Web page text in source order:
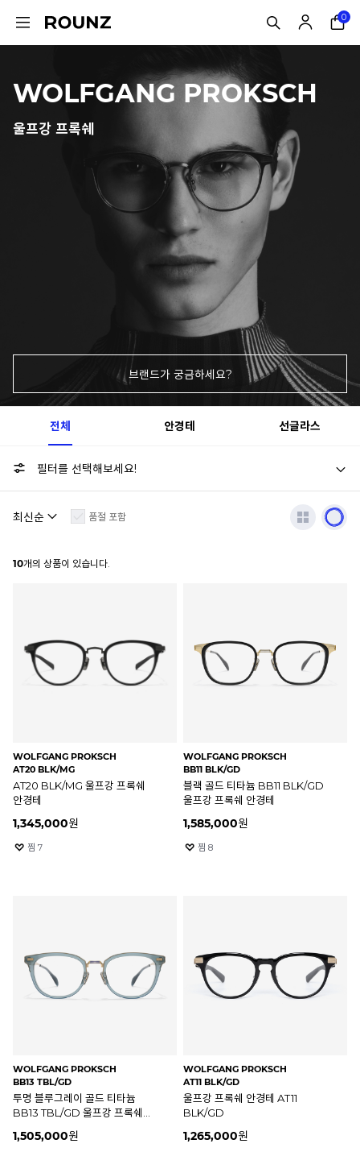
0
WOLFGANG PROKSCH
울프강 프록쉐
브랜드가 궁금하세요?
전체 안경테 선글라스
필터를 선택해보세요!
품절 포함
10개의 상품이 있습니다.
WOLFGANG PROKSCH
AT20 BLK/MG
AT20 BLK/MG 울프강 프록쉐
안경테
1,345,000원
찜 7
WOLFGANG PROKSCH
BB11 BLK/GD
블랙 골드 티타늄 BB11 BLK/GD
울프강 프록쉐 안경테
1,585,000원
찜 8
WOLFGANG PROKSCH
BB13 TBL/GD
투명 블루그레이 골드 티타늄
BB13 TBL/GD 울프강 프록쉐
1,505,000원
WOLFGANG PROKSCH
AT11 BLK/GD
울프강 프록쉐 안경테 AT11
BLK/GD
1,265,000원